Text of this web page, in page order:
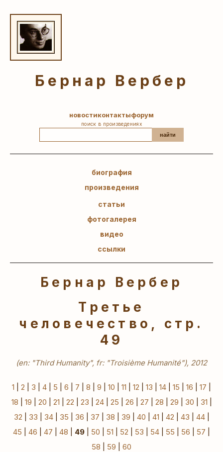
Бернар Вербер
новостиконтактыфорум
поиск в произведениях
найти
биография
произведения
статьи
фотогалерея
видео
ссылки
Бернар Вербер
Третье
человечество, стр.
49
(en: "Third Humanity", fr: "Troisième Humanité"), 2012
1 2 3 4 5 6 7 8 9 10 11 12 13 14 15 16 17
18
19 20 21 22 23 24| 25 26 27 28 29 30 31
32
33 34| 35 36 37 38 39 40 41 42 43 44|
45
46 47 48 49 50 51 52 53 54 55 56 57
58
59 60